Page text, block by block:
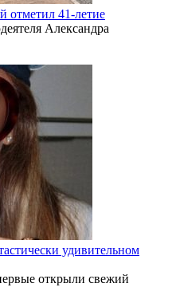
отметил 41-летие
Александра
удивительном
открыли свежий